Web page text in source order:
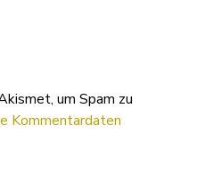
um Spam zu
Kommentardaten